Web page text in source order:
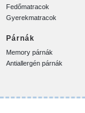
Fedőmatracok
Gyerekmatracok
Párnák
Memory párnák
Antiallergén párnák